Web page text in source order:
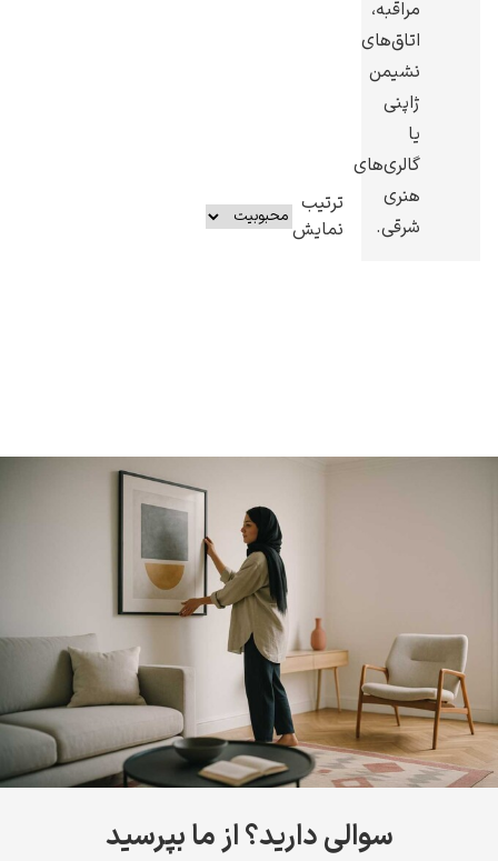
مراقبه،
اتاق‌های
نشیمن
ژاپنی
یا
گالری‌های
هنری
شرقی.
ترتیب
نمایش
سوالی دارید؟ از ما بپرسید